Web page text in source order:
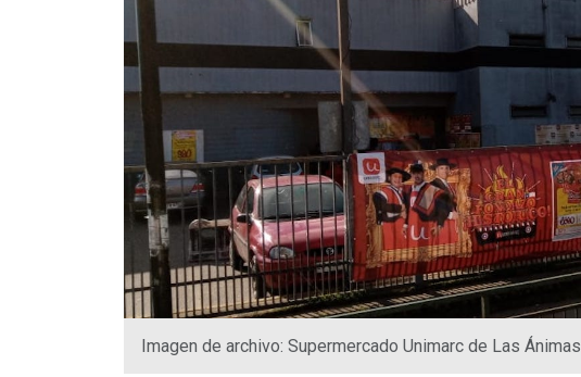
Imagen de archivo: Supermercado Unimarc de Las Ánimas